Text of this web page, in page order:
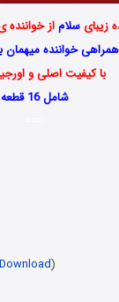
زیبایسلاماز
همراهی خواننده
با کیفیت اصلی و
شامل 16 قطعه
)